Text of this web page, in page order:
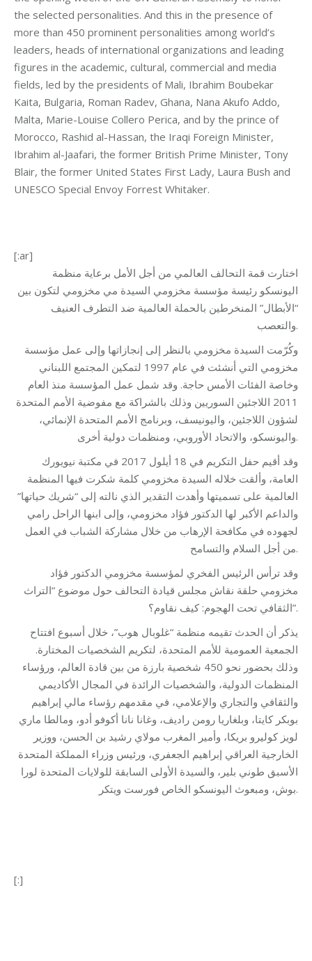
the selected personalities. And this in the presence of
more than 450 prominent personalities among world’s
leaders, heads of international organizations and leading
figures in the academic, cultural, commercial and media
fields, led by the presidents of Mali, Ibrahim Boubekar
Kaita, Bulgaria, Roman Radev, Ghana, Nana Akufo Addo,
Malta, Marie-Louise Collero Perica, and by the prince of
Morocco, Rashid al-Hassan, the Iraqi Foreign Minister,
Ibrahim al-Jaafari, the former British Prime Minister, Tony
Blair, the former United States First Lady, Laura Bush and
UNESCO Special Envoy Forrest Whitaker.
[:ar]
اختارت قمة التحالف العالمي من أجل الأمل برعاية منظمة
اليونسكو رئيسة مؤسسة مخزومي السيدة مي مخزومي لتكون بين
“الأبطال” المنخرطين بالحملة العالمية ضد التطرف العنيف
والتعصب.
وكُرّمت السيدة مخزومي بالنظر إلى إنجازاتها وإلى عمل مؤسسة
مخزومي التي أنشئت في عام 1997 لتمكين المجتمع اللبناني
وخاصة الفئات الأمس حاجة. وقد شمل عمل المؤسسة منذ العام
2011 اللاجئين السوريين وذلك بالشراكة مع مفوضية الأمم المتحدة
لشؤون اللاجئين، واليونيسف، وبرنامج الأمم المتحدة الإنمائي،
واليونسكو، والاتحاد الأوروبي، ومنظمات دولية أخرى.
وقد أقيم حفل التكريم في 18 أيلول 2017 في مكتبة نيويورك
العامة، وألقت خلاله السيدة مخزومي كلمة شكرت فيها المنظمة
العالمية على تسميتها وأهدت التقدير الذي نالته إلى “شريك حياتها”
والداعم الأكبر لها الدكتور فؤاد مخزومي، وإلى ابنها الراحل رامي
لجهوده في مكافحة الإرهاب من خلال مشاركة الشباب في العمل
من أجل السلام والتسامح.
وقد ترأس الرئيس الفخري لمؤسسة مخزومي الدكتور فؤاد
مخزومي حلقة نقاش مجلس قيادة التحالف حول موضوع “التراث
الثقافي تحت الهجوم: كيف نقاوم؟”.
يذكر أن الحدث تقيمه منظمة “غلوبال هوب”، خلال أسبوع افتتاح
الجمعية العمومية للأمم المتحدة، لتكريم الشخصيات المختارة.
وذلك بحضور نحو 450 شخصية بارزة من بين قادة العالم، ورؤساء
المنظمات الدولية، والشخصيات الرائدة في المجال الأكاديمي
والثقافي والتجاري والإعلامي، في مقدمهم رؤساء مالي إبراهيم
بوبكر كايتا، وبلغاريا رومن راديف، وغانا نانا أكوفو أدو، ومالطا ماري
لويز كوليرو بريكا، وأمير المغرب مولاي رشيد بن الحسن، ووزير
الخارجية العراقي إبراهيم الجعفري، ورئيس وزراء المملكة المتحدة
الأسبق طوني بلير، والسيدة الأولى السابقة للولايات المتحدة لورا
بوش، ومبعوث اليونسكو الخاص فورست ويتكر.
[:]